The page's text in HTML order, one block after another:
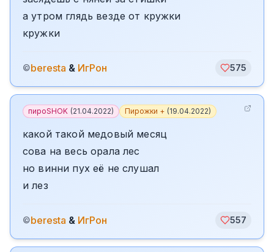
а утром глядь везде от кружки
кружки
©beresta & ИгРон 575
пироSHOK (21.04.2022) Пирожки + (19.04.2022)
какой такой медовый месяц
сова на весь орала лес
но винни пух её не слушал
и лез
©beresta & ИгРон 557